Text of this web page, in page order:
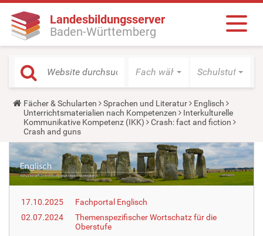
Landesbildungsserver
Baden-Württemberg
Fach wählen Schulstufe
Y
o
u
a
r
h
e
r
e
Fächer & Schularten Sprachen und Literatur
Englisch
Unterrichtsmaterialien nach Kompetenzen
Interkulturelle
Kommunikative Kompetenz (IKK)
Crash: fact and fiction
Crash and guns
17.10.2025
Fachportal Englisch
02.07.2024
Themenspezifischer Wortschatz für die
Oberstufe